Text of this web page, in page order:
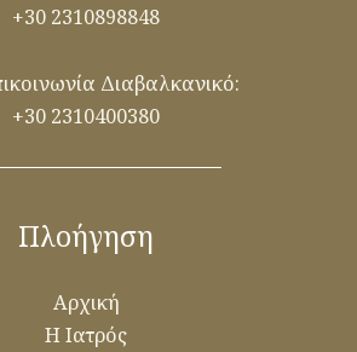
+30 2310898848
Διαβαλκανικό:
+30 2310400380
Πλοήγηση
Αρχική
Η Ιατρός